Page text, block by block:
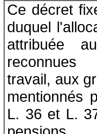
Ce décret
duquel
attribuée
travail, aux
mentionnés
L. 36 et L.